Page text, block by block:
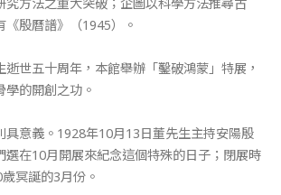
殷曆譜》（1945）。
世五十周年，本館舉辦「鑿破鴻蒙」特展，
的開創之功。
具意義。1928年10月13日董先生主持安陽殷
選在10月開展來紀念這個特殊的日子；閉展時
冥誕的3月份。